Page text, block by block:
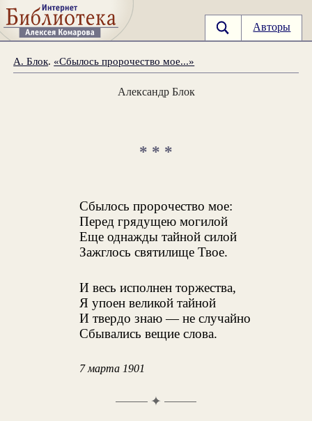
Авторы
А. Блок. «Сбылось пророчество мое...»
Александр Блок
* * *
Сбылось пророчество мое:
Перед грядущею могилой
Еще однажды тайной силой
Зажглось святилище Твое.
И весь исполнен торжества,
Я упоен великой тайной
И твердо знаю — не случайно
Сбывались вещие слова.
7 марта 1901
✦